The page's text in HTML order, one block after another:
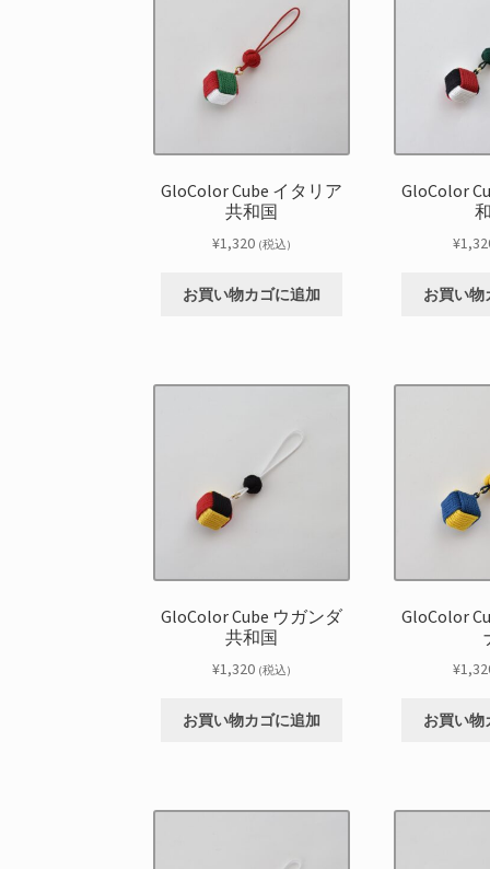
GloColor Cube イタリア
共和国
¥1,320 (税込)
お買い物カゴに追加
GloColor
¥
お買い物
GloColor Cube ウガンダ
共和国
¥1,320 (税込)
お買い物カゴに追加
GloColor
¥
お買い物